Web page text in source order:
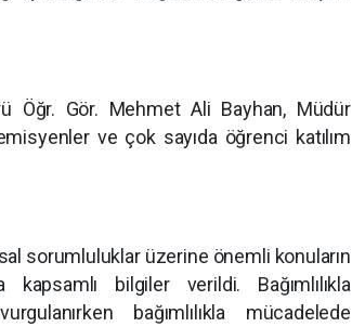
Öğr. Gör. Mehmet Ali Bayhan, Müdür
ve çok sayıda öğrenci katılım
sorumluluklar üzerine önemli konuların
kapsamlı bilgiler verildi. Bağımlılıkla
bağımlılıkla mücadelede